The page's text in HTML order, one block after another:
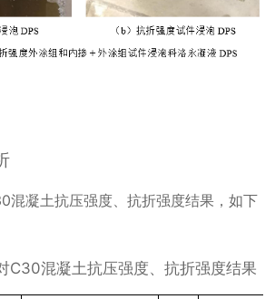
混凝土抗压强度、抗折强度结果，如下
C30混凝土抗压强度、抗折强度结果